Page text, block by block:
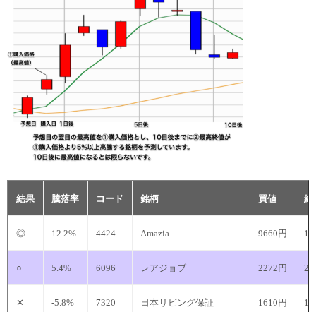
結果 騰落率 コード 銘柄 買値 終
◎ 12.2% 4424 Amazia 9660円
○ 5.4% 6096 レアジョブ 2272円
✕ -5.8% 7320 日本リビング保証 1610円